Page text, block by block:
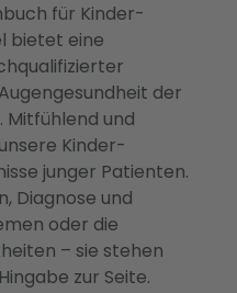
für Kinder-
bietet eine
der
Mitfühlend und
Kinder-
junger Patienten.
Diagnose und
oder die
– sie stehen
zur Seite.